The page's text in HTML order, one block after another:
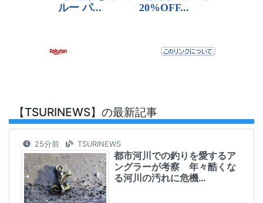
【TSURINEWS】の最新記事
25分前 TSURINEWS
都市河川での釣りを愛するア
ングラーが考察 年々酷くな
る河川の汚れに危機…